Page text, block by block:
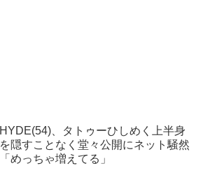
HYDE(54)、タトゥーひしめく上半身
を隠すことなく堂々公開にネット騒然
「めっちゃ増えてる」